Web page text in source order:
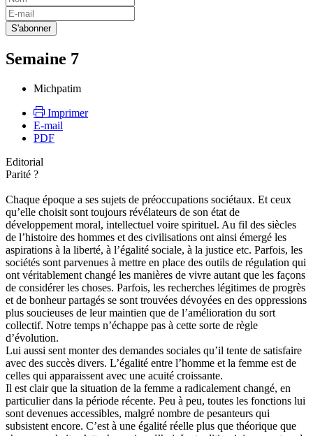
Semaine 7
Michpatim
Imprimer
E-mail
PDF
Editorial
Parité ?
Chaque époque a ses sujets de préoccupations sociétaux. Et ceux
qu’elle choisit sont toujours révélateurs de son état de
développement moral, intellectuel voire spirituel. Au fil des siècles
de l’histoire des hommes et des civilisations ont ainsi émergé les
aspirations à la liberté, à l’égalité sociale, à la justice etc. Parfois, les
sociétés sont parvenues à mettre en place des outils de régulation qui
ont véritablement changé les manières de vivre autant que les façons
de considérer les choses. Parfois, les recherches légitimes de progrès
et de bonheur partagés se sont trouvées dévoyées en des oppressions
plus soucieuses de leur maintien que de l’amélioration du sort
collectif. Notre temps n’échappe pas à cette sorte de règle
d’évolution.
Lui aussi sent monter des demandes sociales qu’il tente de satisfaire
avec des succès divers. L’égalité entre l’homme et la femme est de
celles qui apparaissent avec une acuité croissante.
Il est clair que la situation de la femme a radicalement changé, en
particulier dans la période récente. Peu à peu, toutes les fonctions lui
sont devenues accessibles, malgré nombre de pesanteurs qui
subsistent encore. C’est à une égalité réelle plus que théorique que